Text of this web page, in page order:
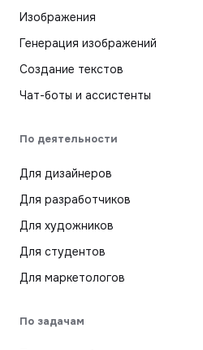
Изображения
Генерация изображений
Создание текстов
Чат-боты и ассистенты
По деятельности
Для дизайнеров
Для разработчиков
Для художников
Для студентов
Для маркетологов
По задачам